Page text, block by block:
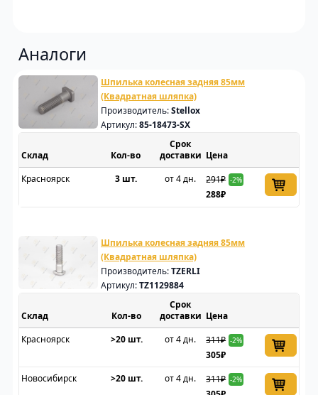
Аналоги
Шпилька колесная задняя 85мм
(Квадратная шляпка)
Производитель:Stellox
Артикул:85-18473-SX
Склад
Срок
доставки Цена
Красноярск
3 шт. от 4 дн. 291₽ -2%
288₽
Шпилька колесная задняя 85мм
(Квадратная шляпка)
Производитель:TZERLI
Артикул:TZ1129884
Склад
Срок
доставки Цена
Красноярск
>20 шт. от 4 дн. 311₽ -2%
305₽
Новосибирск
>20 шт. от 4 дн. 311₽ -2%